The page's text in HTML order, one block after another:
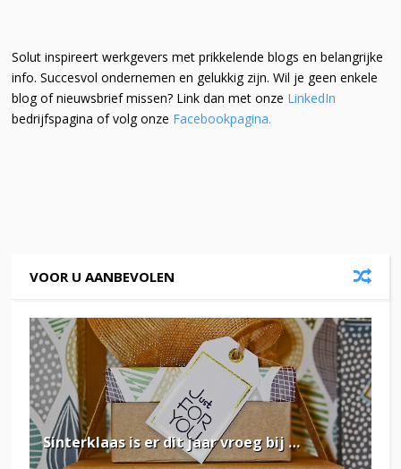
Solut inspireert werkgevers met prikkelende blogs en belangrijke
info. Succesvol ondernemen en gelukkig zijn. Wil je geen enkele
blog of nieuwsbrief missen? Link dan met onze LinkedIn
bedrijfspagina of volg onze Facebookpagina.
VOOR U AANBEVOLEN
Sinterklaas is er dit jaar vroeg bij …